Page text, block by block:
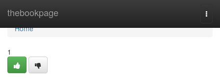
thebookpage
Home
Home
1